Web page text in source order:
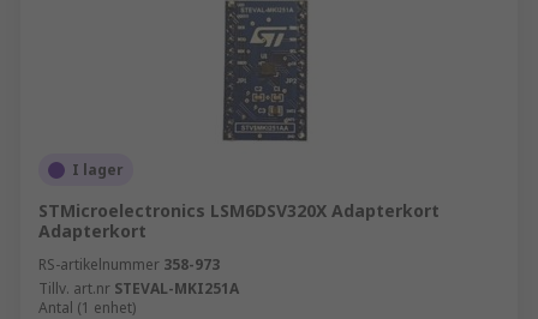
I lager
STMicroelectronics LSM6DSV320X Adapterkort
Adapterkort
RS-artikelnummer 358-973
Tillv. art.nr STEVAL-MKI251A
Antal (1 enhet)